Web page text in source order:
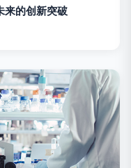
来的创新突破